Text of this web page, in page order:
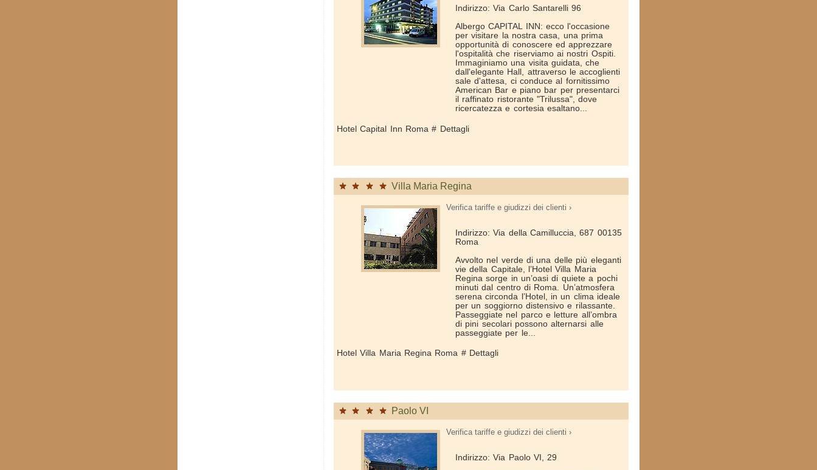
Indirizzo: Via Carlo Santarelli 96
Albergo CAPITAL INN: ecco l'occasione
per visitare la nostra casa, una prima
opportunità di conoscere ed apprezzare
l'ospitalità che riserviamo ai nostri Ospiti.
Immaginiamo una visita guidata, che
dall'elegante Hall, attraverso le accoglienti
sale d'attesa, ci conduce al fornitissimo
American Bar e piano bar per presentarci
il raffinato ristorante "Trilussa", dove
ricercatezza e cortesia esaltano...
Hotel Capital Inn Roma # Dettagli
Villa Maria Regina
Verifica tariffe e giudizzi dei clienti ›
Indirizzo: Via della Camilluccia, 687 00135
Roma
Avvolto nel verde di una delle più eleganti
vie della Capitale, l’Hotel Villa Maria
Regina sorge in un’oasi di quiete a pochi
minuti dal centro di Roma. Un’atmosfera
serena circonda l’Hotel, in un clima ideale
per un soggiorno distensivo e rilassante.
Passeggiate nel parco e letture all’ombra
di pini secolari possono alternarsi alle
passeggiate per le...
Hotel Villa Maria Regina Roma # Dettagli
Paolo VI
Verifica tariffe e giudizzi dei clienti ›
Indirizzo: Via Paolo VI, 29